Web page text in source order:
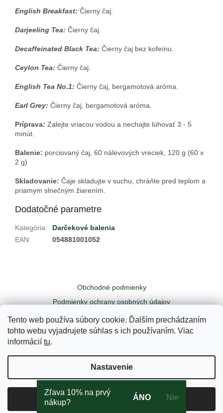
Tento web používa súbory cookie. Ďalším prechádzaním
tohto webu vyjadrujete súhlas s ich používaním. Viac
informácií tu.
Nastavenie
Súhlasím
English Breakfast: Čierny čaj.
Darjeeling Tea: Čierny čaj.
Decaffeinated Black Tea: Čierny čaj bez kofeínu.
Ceylon Tea: Čierny čaj.
English Tea No.1: Čierny čaj, bergamotová aróma.
Earl Grey: Čierny čaj, bergamotová aróma.
Príprava: Zalejte vriacou vodou a nechajte lúhovať 3 - 5
minút.
Balenie: porciovaný čaj, 60 nálevových vreciek, 120 g (60 x
2 g)
Skladovanie: Čaje skladujte v suchu, chráňte pred teplom a
priamym slnečným žiarením.
Dodatočné parametre
Kategória:
Darčekové balenia
EAN: 054881001052
ä
Obchodné podmienky
Podmienky ochrany osobných údajov
Odstúpiť od zmluvy tu
Kontakty
Copyright 2026Yogi - Váš čajový obchodík
vyhradené.
Upraviť nastavenie cookies
Zľava 10% na prvý
nákup?
ÁNO Nie